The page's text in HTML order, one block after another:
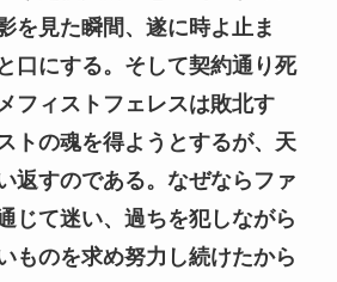
を見た瞬間、遂に時よ止ま
口にする。そして契約通り死
フィストフェレスは敗北す
トの魂を得ようとするが、天
返すのである。なぜならファ
じて迷い、過ちを犯しながら
ものを求め努力し続けたから